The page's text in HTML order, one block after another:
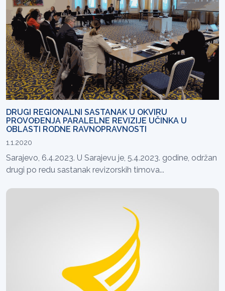
DRUGI REGIONALNI SASTANAK U OKVIRU
PROVOĐENJA PARALELNE REVIZIJE UČINKA U
OBLASTI RODNE RAVNOPRAVNOSTI
1.1.2020
Sarajevo, 6.4.2023. U Sarajevu je, 5.4.2023. godine, održan
drugi po redu sastanak revizorskih timova...